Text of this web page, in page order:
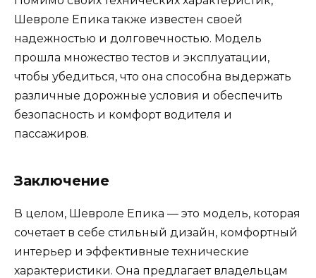
Шевроле Епика также известен своей
надежностью и долговечностью. Модель
прошла множество тестов и эксплуатации,
чтобы убедиться, что она способна выдержать
различные дорожные условия и обеспечить
безопасность и комфорт водителя и
пассажиров.
Заключение
В целом, Шевроле Епика — это модель, которая
сочетает в себе стильный дизайн, комфортный
интерьер и эффективные технические
характеристики. Она предлагает владельцам